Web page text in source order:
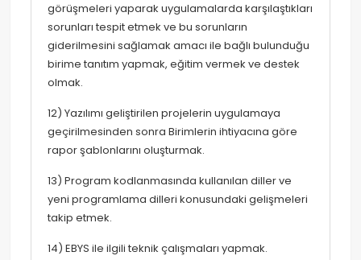
görüşmeleri yaparak uygulamalarda karşılaştıkları
sorunları tespit etmek ve bu sorunların
giderilmesini sağlamak amacı ile bağlı bulunduğu
birime tanıtım yapmak, eğitim vermek ve destek
olmak.
12) Yazılımı geliştirilen projelerin uygulamaya
geçirilmesinden sonra Birimlerin ihtiyacına göre
rapor şablonlarını oluşturmak.
13) Program kodlanmasında kullanılan diller ve
yeni programlama dilleri konusundaki gelişmeleri
takip etmek.
14) EBYS ile ilgili teknik çalışmaları yapmak.